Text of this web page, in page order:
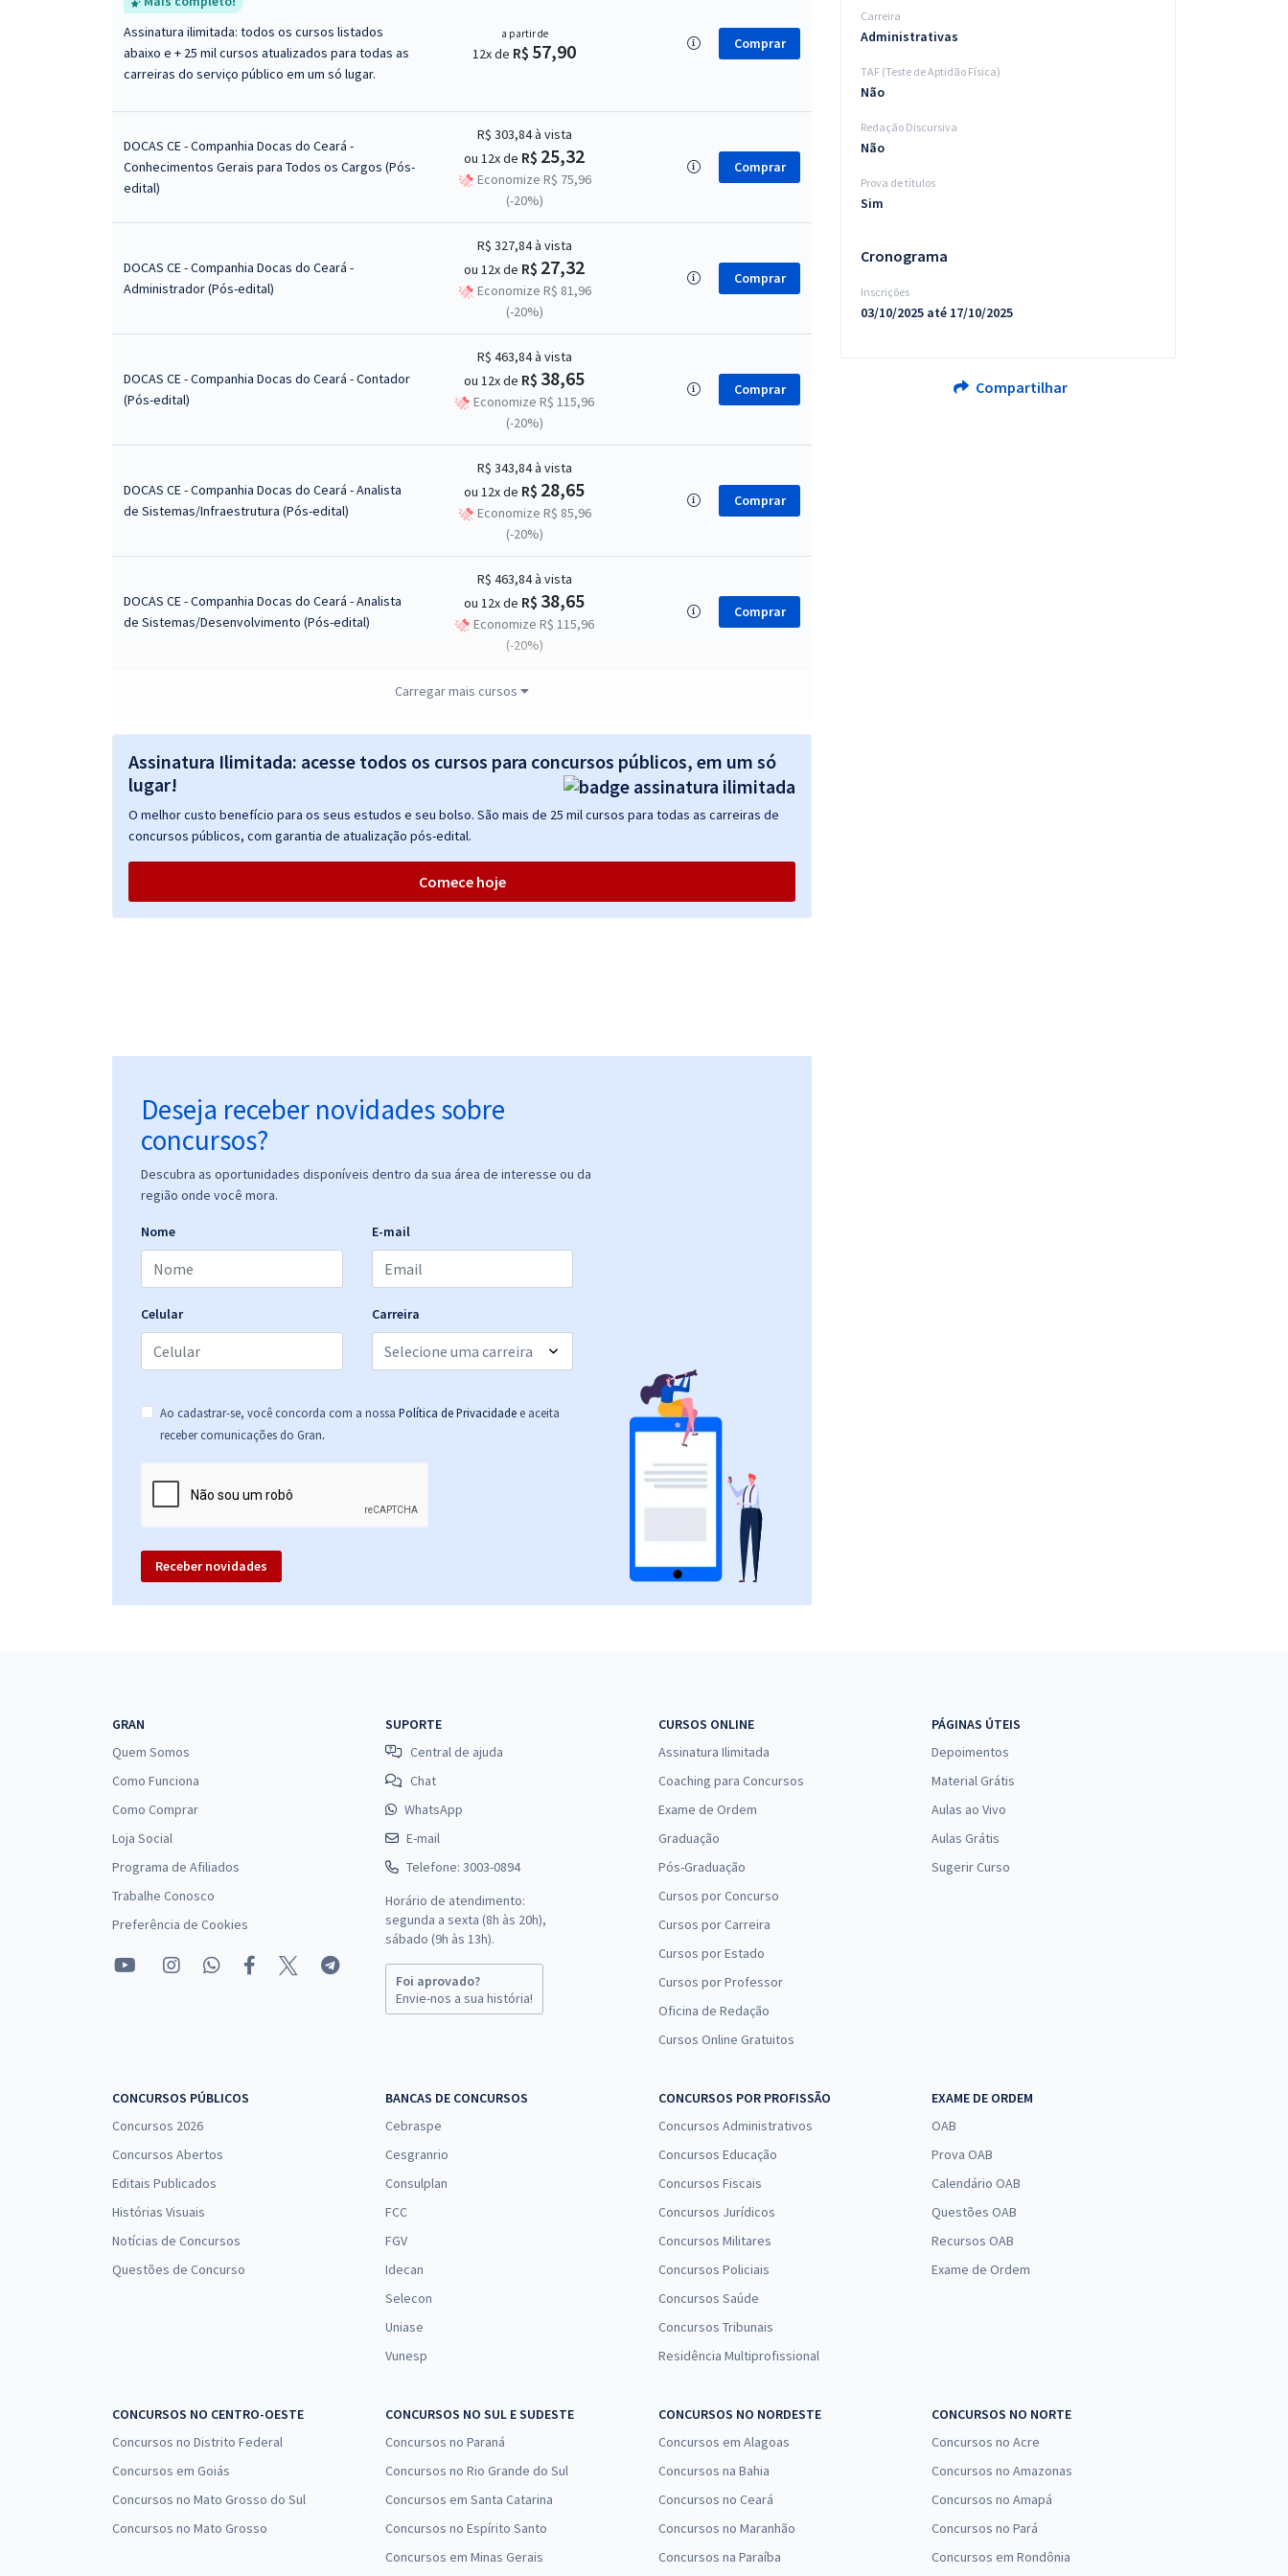
Assinatura ilimitada: todos os cursos listados
abaixo e + 25 mil cursos atualizados para todas as
carreiras do serviço público em um só lugar.
a partir de
12x de R$ 57,90 Comprar
DOCAS CE - Companhia Docas do Ceará -
Conhecimentos Gerais para Todos os Cargos (Pós-
edital)
R$ 303,84à vista
ou 12x de R$ 25,32
Economize R$ 75,96
(-20%)
Comprar
DOCAS CE - Companhia Docas do Ceará -
Administrador (Pós-edital)
R$ 327,84à vista
ou 12x de R$ 27,32
Economize R$ 81,96
(-20%)
Comprar
DOCAS CE - Companhia Docas do Ceará - Contador
(Pós-edital)
R$ 463,84à vista
ou 12x de R$ 38,65
Economize R$ 115,96
(-20%)
Comprar
DOCAS CE - Companhia Docas do Ceará - Analista
de Sistemas/Infraestrutura (Pós-edital)
R$ 343,84à vista
ou 12x de R$ 28,65
Economize R$ 85,96
(-20%)
Comprar
DOCAS CE - Companhia Docas do Ceará - Analista
de Sistemas/Desenvolvimento (Pós-edital)
R$ 463,84à vista
ou 12x de R$ 38,65
Economize R$ 115,96
(-20%)
Comprar
R$ 303,84
Economize R$ 75,96
(-20%)
DOCAS CE - Companhia Docas do Ceará -
Conhecimentos Específicos para o Cargo de
ou 12x de R$27,32
(-20%)
Carregar mais cursos
Assinatura Ilimitada: acesse todos os cursos para concursos públicos, em um só
lugar!
O melhor custo benefício para os seus estudos e seu bolso. São mais de 25 mil cursos para todas as carreiras de
concursos públicos, com garantia de atualização pós-edital.
Comece hoje
Deseja receber novidades sobre
concursos?
Descubra as oportunidades disponíveis dentro da sua área de interesse ou da
região onde você mora.
Nome E-mail
Celular Carreira
Ao cadastrar-se, você concorda com a nossa Política de Privacidade e aceita
receber comunicações do Gran.
Receber novidades
Carreira
Administrativas
TAF (Teste de Aptidão Física)
Não
Redação Discursiva
Não
Prova de títulos
Sim
Cronograma
Inscrições
03/10/2025 até 17/10/2025
Compartilhar
GRAN
Quem Somos
Como Funciona
Como Comprar
Loja Social
Programa de Afiliados
Trabalhe Conosco
Preferência de Cookies
SUPORTE
Central de ajuda
Chat
WhatsApp
E-mail
Telefone: 3003-0894
Horário de atendimento:
segunda a sexta (8h às 20h),
sábado (9h às 13h).
Foi aprovado?
Envie-nos a sua história!
CURSOS ONLINE
Assinatura Ilimitada
Coaching para Concursos
Exame de Ordem
Graduação
Pós-Graduação
Cursos por Concurso
Cursos por Carreira
Cursos por Estado
Cursos por Professor
Oficina de Redação
Cursos Online Gratuitos
PÁGINAS ÚTEIS
Depoimentos
Material Grátis
Aulas ao Vivo
Aulas Grátis
Sugerir Curso
CONCURSOS PÚBLICOS
Concursos 2026
Concursos Abertos
Editais Publicados
Histórias Visuais
Notícias de Concursos
Questões de Concurso
BANCAS DE CONCURSOS
Cebraspe
Cesgranrio
Consulplan
FCC
FGV
Idecan
Selecon
Uniase
Vunesp
CONCURSOS POR PROFISSÃO
Concursos Administrativos
Concursos Educação
Concursos Fiscais
Concursos Jurídicos
Concursos Militares
Concursos Policiais
Concursos Saúde
Concursos Tribunais
Residência Multiprofissional
EXAME DE ORDEM
OAB
Prova OAB
Calendário OAB
Questões OAB
Recursos OAB
Exame de Ordem
CONCURSOS NO CENTRO-OESTE
Concursos no Distrito Federal
Concursos em Goiás
Concursos no Mato Grosso do Sul
Concursos no Mato Grosso
CONCURSOS NO SUL E SUDESTE
Concursos no Paraná
Concursos no Rio Grande do Sul
Concursos em Santa Catarina
Concursos no Espírito Santo
Concursos em Minas Gerais
CONCURSOS NO NORDESTE
Concursos em Alagoas
Concursos na Bahia
Concursos no Ceará
Concursos no Maranhão
Concursos na Paraíba
CONCURSOS NO NORTE
Concursos no Acre
Concursos no Amazonas
Concursos no Amapá
Concursos no Pará
Concursos em Rondônia